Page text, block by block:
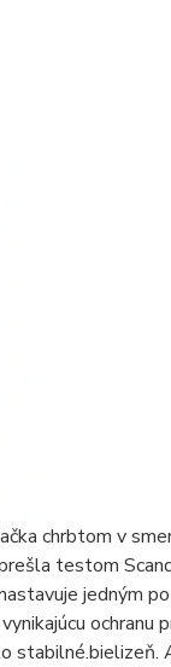
chrbtom v
testom
jedným
ochranu